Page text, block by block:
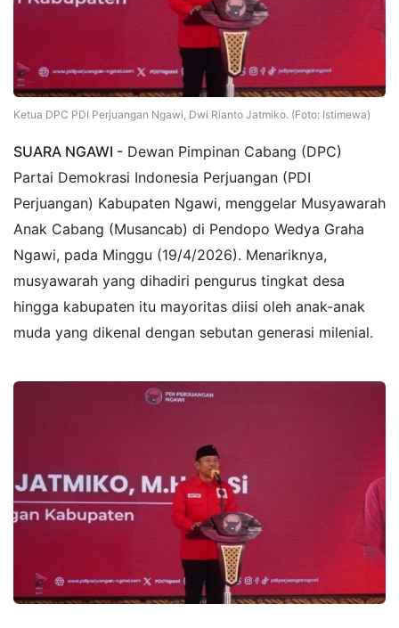
Ketua DPC PDI Perjuangan Ngawi, Dwi Rianto Jatmiko. (Foto: Istimewa)
SUARA NGAWI - Dewan Pimpinan Cabang (DPC)
Partai Demokrasi Indonesia Perjuangan (PDI
Perjuangan) Kabupaten Ngawi, menggelar Musyawarah
Anak Cabang (Musancab) di Pendopo Wedya Graha
Ngawi, pada Minggu (19/4/2026). Menariknya,
musyawarah yang dihadiri pengurus tingkat desa
hingga kabupaten itu mayoritas diisi oleh anak-anak
muda yang dikenal dengan sebutan generasi milenial.